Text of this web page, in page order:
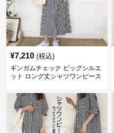
¥7,210 (税込)
ギンガムチェック ビッグシルエ
ット ロング丈シャツワンピース